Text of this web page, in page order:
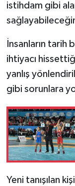
istihdam gibi
İnsanların tarih
ihtiyacı
yanlış
gibi sorunlara
Yeni tanışılan